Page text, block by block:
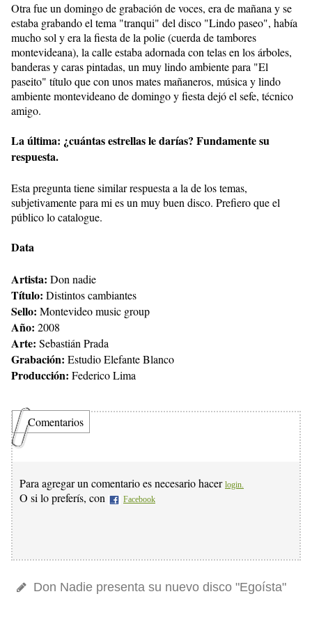
Otra fue un domingo de grabación de voces, era de mañana y se
estaba grabando el tema "tranqui" del disco "Lindo paseo", había
mucho sol y era la fiesta de la polie (cuerda de tambores
montevideana), la calle estaba adornada con telas en los árboles,
banderas y caras pintadas, un muy lindo ambiente para "El
paseito" título que con unos mates mañaneros, música y lindo
ambiente montevideano de domingo y fiesta dejó el sefe, técnico
amigo.
La última: ¿cuántas estrellas le darías? Fundamente su
respuesta.
Esta pregunta tiene similar respuesta a la de los temas,
subjetivamente para mi es un muy buen disco. Prefiero que el
público lo catalogue.
Data
Artista: Don nadie
Título: Distintos cambiantes
Sello: Montevideo music group
Año: 2008
Arte: Sebastián Prada
Grabación: Estudio Elefante Blanco
Producción: Federico Lima
Comentarios
Para agregar un comentario es necesario hacer login.
O si lo preferís, con Facebook
Don Nadie presenta su nuevo disco "Egoísta"